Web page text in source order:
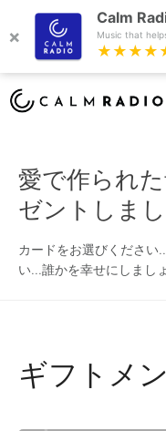
×
Calm
Music that
愛で作られ
ゼントしま
カードをお選びください
い...誰かを幸せにしましょ
ギフトメ